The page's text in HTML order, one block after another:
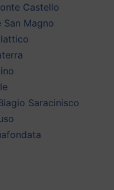
Castello
Magno
Saracinisco